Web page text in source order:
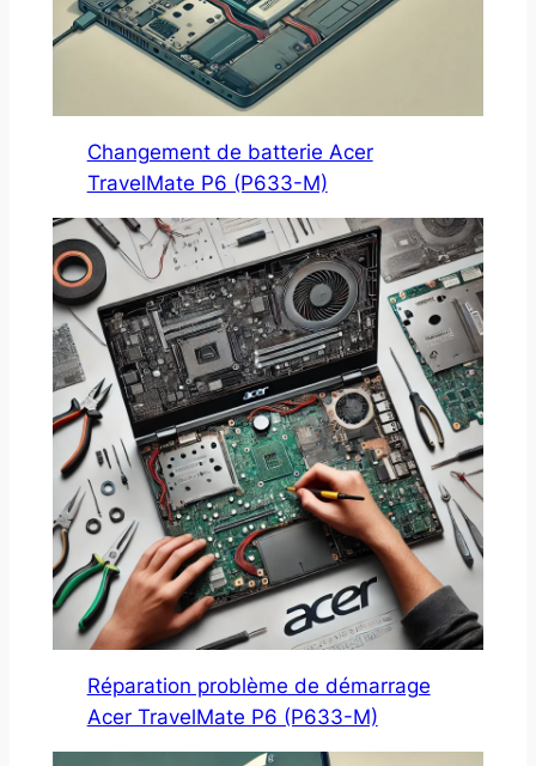
Changement de batterie Acer
TravelMate P6 (P633-M)
Réparation problème de démarrage
Acer TravelMate P6 (P633-M)